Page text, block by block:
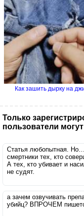
Как зашить дырку на
Только
пользователи
Статья любопытная.
смертники тех, кто
А тех, кто убивает и
не судят.
а зачем озвучивать
убийц? ВПРОЧЕМ